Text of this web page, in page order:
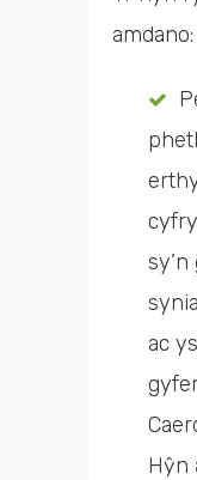
amdano:
ac
Hŷn